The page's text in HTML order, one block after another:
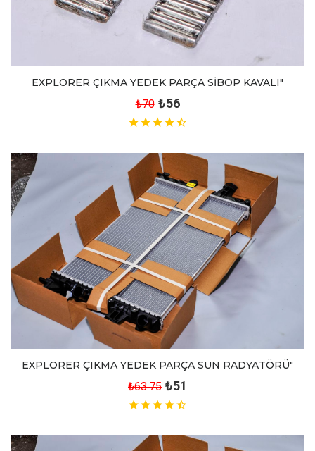
EXPLORER ÇIKMA YEDEK PARÇA SİBOP KAVALI"
₺70 ₺56
EXPLORER ÇIKMA YEDEK PARÇA SUN RADYATÖRÜ"
₺63.75 ₺51